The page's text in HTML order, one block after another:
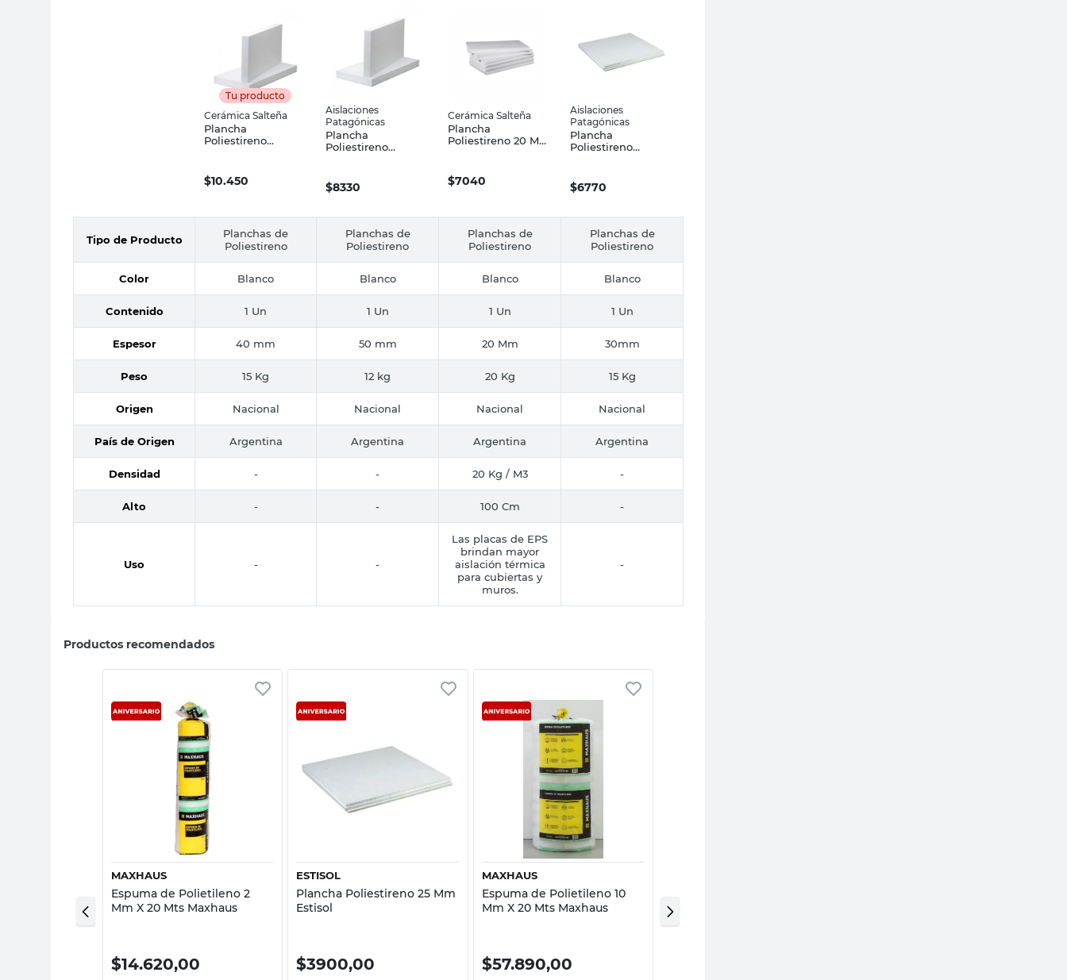
Tu producto
Cerámica Salteña
Plancha
Poliestireno
$10.450
Aislaciones
Patagónicas
Plancha
Poliestireno
$8330
Cerámica Salteña
Plancha
Poliestireno 20 Mm
$7040
Aislaciones
Patagónicas
Plancha
Poliestireno
$6770
Tipo de Producto
Planchas de
Poliestireno
Planchas de
Poliestireno
Planchas de
Poliestireno
Planchas de
Poliestireno
Color Blanco Blanco Blanco Blanco
Contenido 1 Un 1 Un 1 Un 1 Un
Espesor 40 mm 50 mm 20 Mm 30mm
Peso 15 Kg 12 kg 20 Kg 15 Kg
Origen Nacional Nacional Nacional Nacional
País de Origen Argentina Argentina Argentina Argentina
Densidad - - 20 Kg / M3 -
Alto - - 100 Cm -
Uso - -
Las placas de EPS
brindan mayor
aislación térmica
para cubiertas y
muros.
-
Productos recomendados
Vista rápida
MAXHAUS
Espuma de Polietileno 2
Mm X 20 Mts Maxhaus
$14.620,00
ESTISOL
Plancha Poliestireno 25 Mm
Estisol
$3900,00
Vista rápida
MAXHAUS
Espuma de Polietileno 10
Mm X 20 Mts Maxhaus
$57.890,00
Cm Estisol